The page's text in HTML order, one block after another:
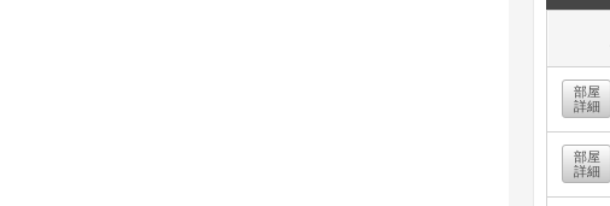
部屋
詳細
部屋
詳細